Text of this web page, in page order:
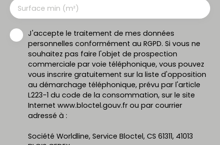
Surface min (m²)
J'accepte le traitement de mes données
personnelles conformément au RGPD. Si vous ne
souhaitez pas faire l'objet de prospection
commerciale par voie téléphonique, vous pouvez
vous inscrire gratuitement sur la liste d'opposition
au démarchage téléphonique, prévu par l'article
L223-1 du code de la consommation, sur le site
Internet www.bloctel.gouv.fr ou par courrier
adressé à :
Société Worldline, Service Bloctel, CS 61311, 41013